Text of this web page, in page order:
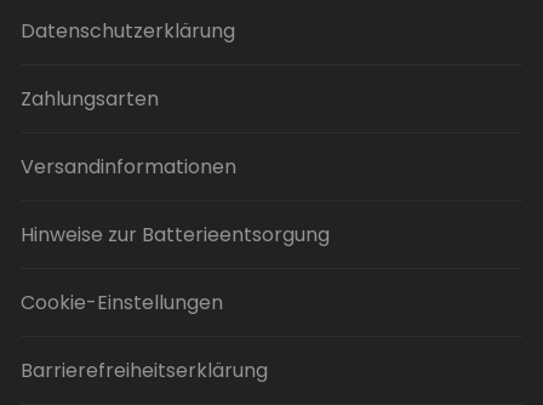
Datenschutzerklärung
Zahlungsarten
Versandinformationen
Hinweise zur Batterieentsorgung
Cookie-Einstellungen
Barrierefreiheitserklärung